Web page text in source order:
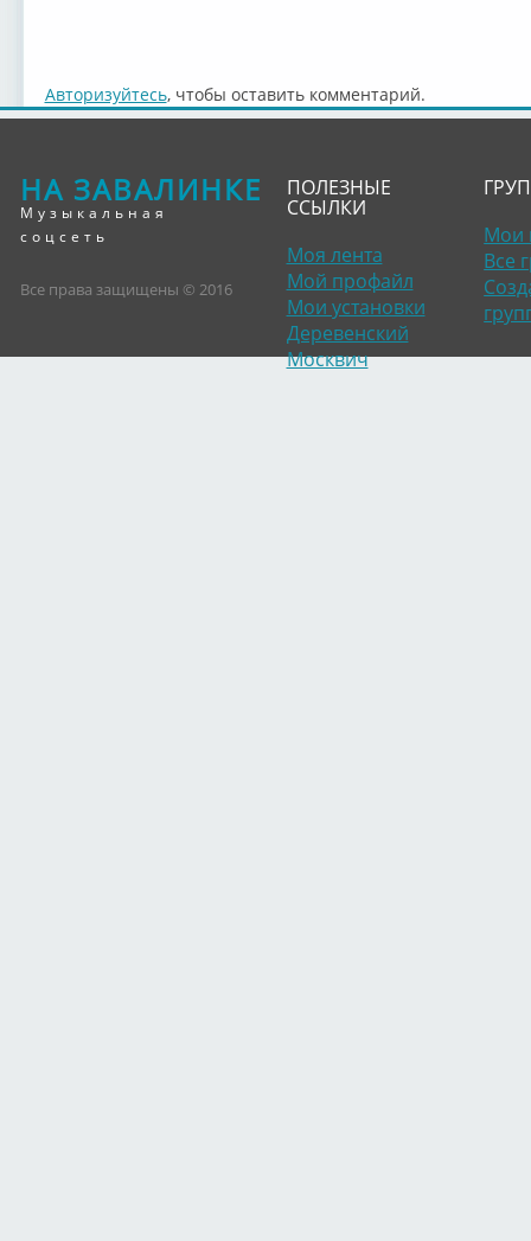
Авторизуйтесь, чтобы оставить комментарий.
НА ЗАВАЛИНКЕ
Музыкальная
соцсеть
Все права защищены © 2016
ПОЛЕЗНЫЕ
ССЫЛКИ
Моя лента
Мой профайл
Мои установки
Деревенский
Москвич
Мои
Все